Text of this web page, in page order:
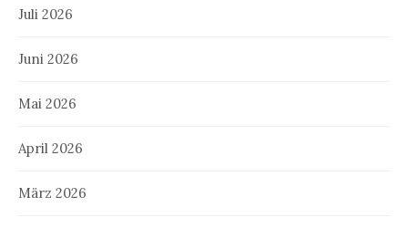
Juli 2026
Juni 2026
Mai 2026
April 2026
März 2026